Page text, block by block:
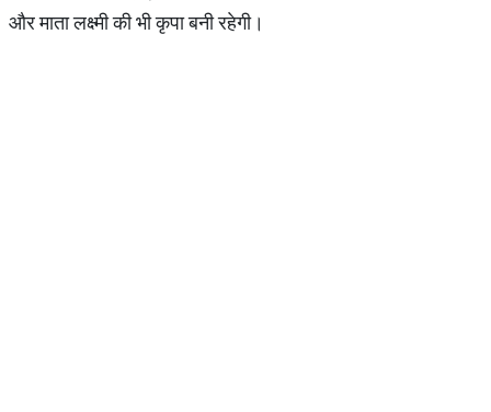
और माता लक्ष्मी की भी कृपा बनी रहेगी।